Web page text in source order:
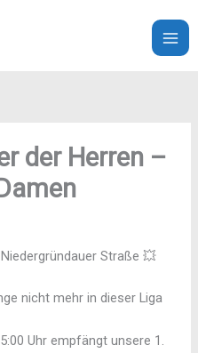
der Herren –
Straße 💥
nicht mehr in dieser Liga
Uhr empfängt unsere 1.